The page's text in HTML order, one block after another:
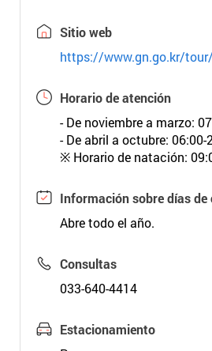
Sitio web
https://www.gn.go.kr/
Horario de atención
- De noviembre a marzo:
- De abril a octubre: 06:00-
※ Horario de natación:
Información sobre días de
Abre todo el año.
Consultas
033-640-4414
Estacionamiento